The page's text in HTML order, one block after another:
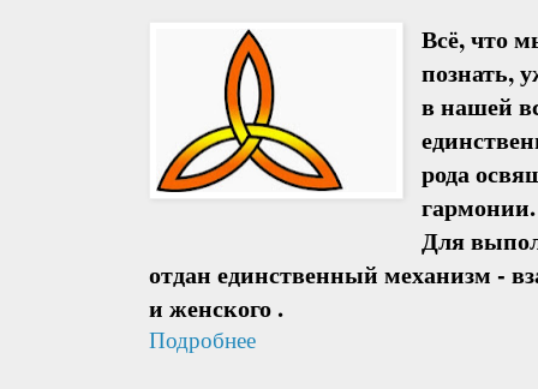
Всё, что
познать,
в нашей
рода
гармонии.
Для
отдан единственный механизм -
и женского .
Подробнее